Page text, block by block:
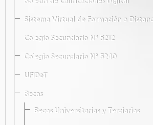
Sistema Virtual de Formación a
Colegio Secundario Nº 5212
Colegio Secundario Nº 5240
UFIDeT
Becas
Becas Universitarias y Terciarias